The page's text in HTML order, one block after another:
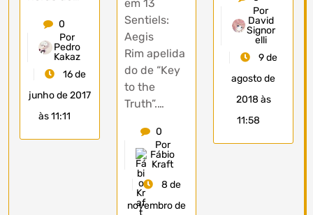
0
Por
Pedro
Kakaz
16 de
junho de 2017
às 11:11
em 13
Sentiels:
Aegis
Rim apelida
do de “Key
to the
Truth”.…
0
Por
Fábio
Kraft
8 de
novembro de
Por
David
Signor
elli
9 de
agosto de
2018 às
11:58